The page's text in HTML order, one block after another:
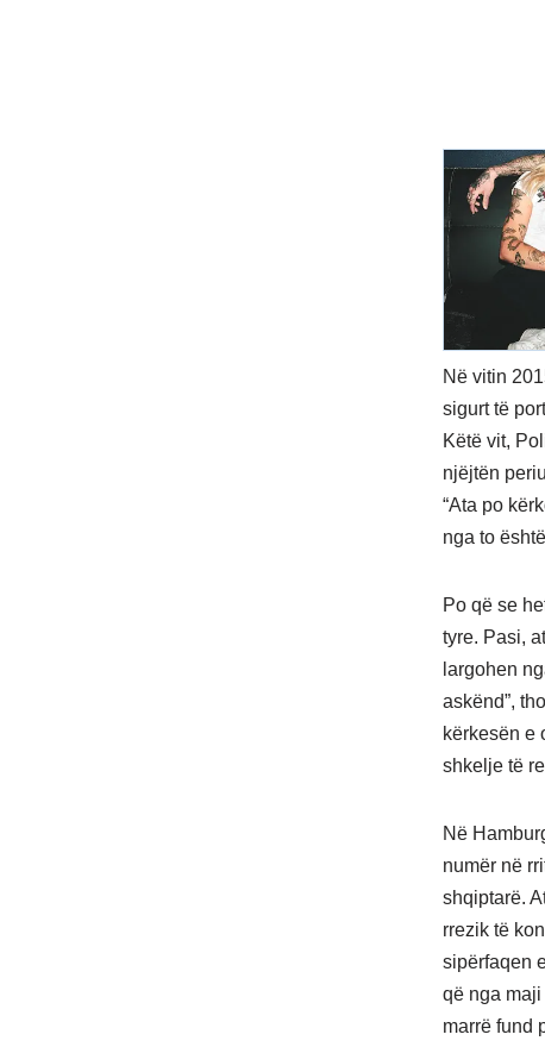
Në vitin
sigurt të
Këtë vit,
njëjtën
“Ata po
nga to
Po që se
tyre. Pasi,
largohen
askënd”,
kërkesën e
shkelje të
Në
numër në
shqiptarë.
rrezik të
sipërfaqen
që nga maji
marrë fund